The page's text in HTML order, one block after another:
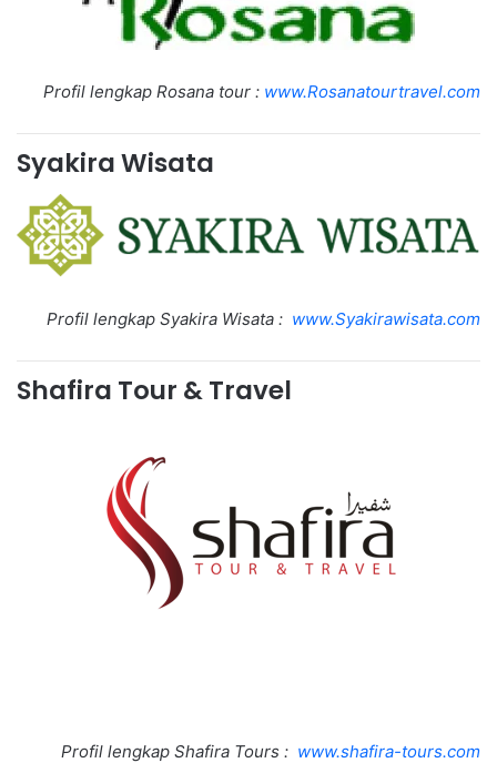
Profil lengkap Rosana tour : www.Rosanatourtravel.com
Syakira Wisata
Profil lengkap Syakira Wisata : www.Syakirawisata.com
Shafira Tour & Travel
Profil lengkap Shafira Tours : www.shafira-tours.com